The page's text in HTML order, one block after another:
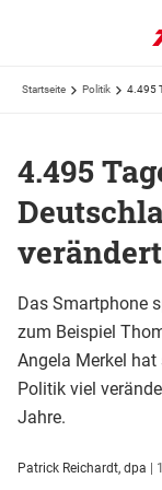
Startseite Politik 4.495
4.495
Das Smartphone
zum Beispiel
Angela Merkel
Politik viel
Jahre.
Patrick Reichardt, dpa |